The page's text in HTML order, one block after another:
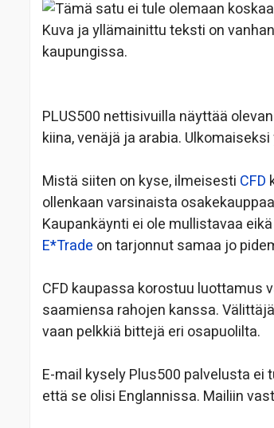
Kuva ja yllämainittu teksti on
kaupungissa.
PLUS500 nettisivuilla näyttää
kiina, venäjä ja arabia.
Mistä siiten on kyse, ilmeisesti CFD
ollenkaan varsinaista
Kaupankäynti ei ole mullistavaa
E*Trade on tarjonnut samaa jo
CFD kaupassa korostuu luottamus
saamiensa rahojen kanssa.
vaan pelkkiä bittejä eri osapuolilta.
E-mail kysely Plus500 palvelusta
että se olisi Englannissa. Mailiin